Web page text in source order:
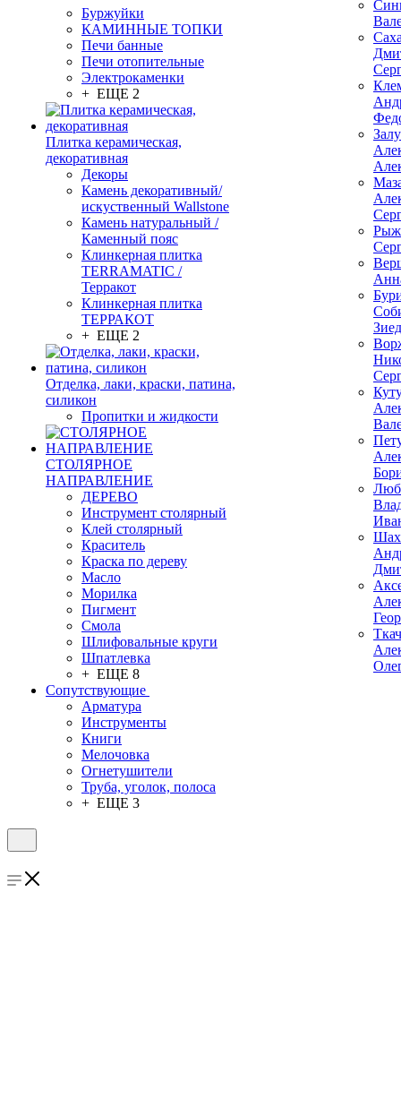
Буржуйки
КАМИННЫЕ ТОПКИ
Печи банные
Печи отопительные
Электрокаменки
+ ЕЩЕ 2
Плитка керамическая,
декоративная
Декоры
Камень декоративный/
искуственный Wallstone
Камень натуральный /
Каменный пояс
Клинкерная плитка
TERRAMATIC /
Терракот
Клинкерная плитка
ТЕРРАКОТ
+ ЕЩЕ 2
Отделка, лаки, краски, патина,
силикон
Пропитки и жидкости
СТОЛЯРНОЕ
НАПРАВЛЕНИЕ
ДЕРЕВО
Инструмент столярный
Клей столярный
Краситель
Краска по дереву
Масло
Морилка
Пигмент
Смола
Шлифовальные круги
Шпатлевка
+ ЕЩЕ 8
Сопутствующие
Арматура
Инструменты
Книги
Мелочовка
Огнетушители
Труба, уголок, полоса
+ ЕЩЕ 3